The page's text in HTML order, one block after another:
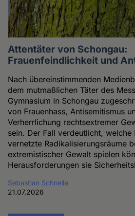
Attentäter von Schongau:
Frauenfeindlichkeit und
Nach übereinstimmenden
dem mutmaßlichen Täter des
Gymnasium in Schongau
von Frauenhass, Antisemitismus
Verherrlichung rechtsextremer
sein. Der Fall verdeutlicht, welche
vernetzte Radikalisierungsräume
extremistischer Gewalt spielen
Herausforderungen sie
Sebastian Schnelle
21.07.2026